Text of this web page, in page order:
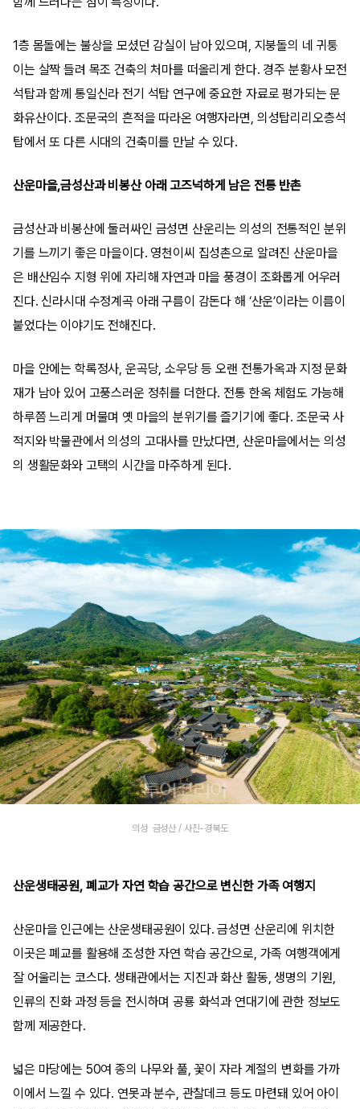
1층 몸돌에는 불상을 모셨던 감실이 남아 있으며, 지붕돌의 네 귀퉁
이는 살짝 들려 목조 건축의 처마를 떠올리게 한다. 경주 분황사 모전
석탑과 함께 통일신라 전기 석탑 연구에 중요한 자료로 평가되는 문
화유산이다. 조문국의 흔적을 따라온 여행자라면, 의성탑리리오층석
탑에서 또 다른 시대의 건축미를 만날 수 있다.
산운마을,금성산과 비봉산 아래 고즈넉하게 남은 전통 반촌
금성산과 비봉산에 둘러싸인 금성면 산운리는 의성의 전통적인 분위
기를 느끼기 좋은 마을이다. 영천이씨 집성촌으로 알려진 산운마을
은 배산임수 지형 위에 자리해 자연과 마을 풍경이 조화롭게 어우러
진다. 신라시대 수정계곡 아래 구름이 감돈다 해 ‘산운’이라는 이름이
붙었다는 이야기도 전해진다.
마을 안에는 학록정사, 운곡당, 소우당 등 오랜 전통가옥과 지정 문화
재가 남아 있어 고풍스러운 정취를 더한다. 전통 한옥 체험도 가능해
하루쯤 느리게 머물며 옛 마을의 분위기를 즐기기에 좋다. 조문국 사
적지와 박물관에서 의성의 고대사를 만났다면, 산운마을에서는 의성
의 생활문화와 고택의 시간을 마주하게 된다.
의성 금성산 / 사진-경북도
산운생태공원, 폐교가 자연 학습 공간으로 변신한 가족 여행지
산운마을 인근에는 산운생태공원이 있다. 금성면 산운리에 위치한
이곳은 폐교를 활용해 조성한 자연 학습 공간으로, 가족 여행객에게
잘 어울리는 코스다. 생태관에서는 지진과 화산 활동, 생명의 기원,
인류의 진화 과정 등을 전시하며 공룡 화석과 연대기에 관한 정보도
함께 제공한다.
넓은 마당에는 50여 종의 나무와 풀, 꽃이 자라 계절의 변화를 가까
이에서 느낄 수 있다. 연못과 분수, 관찰데크 등도 마련돼 있어 아이